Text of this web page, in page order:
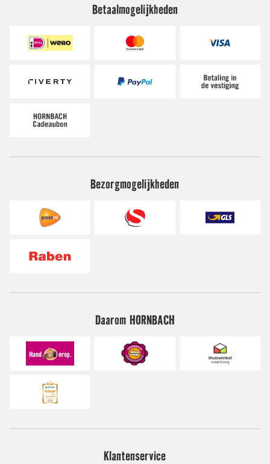
Betaalmogelijkheden
Bezorgmogelijkheden
Daarom HORNBACH
Klantenservice